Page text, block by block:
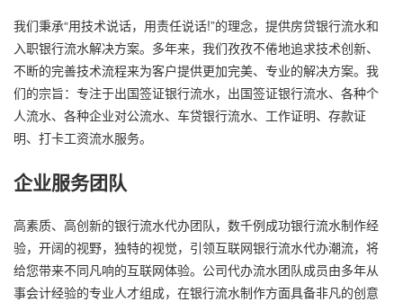
我们秉承“用技术说话，用责任说话!”的理念，提供房贷银行流水和
入职银行流水解决方案。多年来，我们孜孜不倦地追求技术创新、
不断的完善技术流程来为客户提供更加完美、专业的解决方案。我
们的宗旨：专注于出国签证银行流水，出国签证银行流水、各种个
人流水、各种企业对公流水、车贷银行流水、工作证明、存款证
明、打卡工资流水服务。
企业服务团队
高素质、高创新的银行流水代办团队，数千例成功银行流水制作经
验，开阔的视野，独特的视觉，引领互联网银行流水代办潮流，将
给您带来不同凡响的互联网体验。公司代办流水团队成员由多年从
事会计经验的专业人才组成，在银行流水制作方面具备非凡的创意